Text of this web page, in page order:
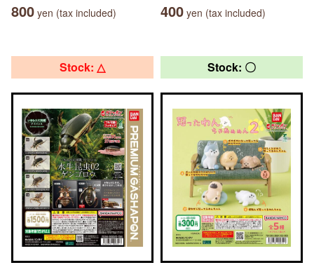
800 yen (tax included) 400 yen (tax included)
Stock: △ Stock: 〇